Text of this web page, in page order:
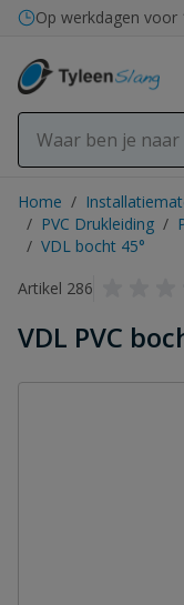
Ga naar de inhoud
Op werkdagen voor
Home /
/ PVC Drukleiding /
/ VDL bocht 45°
Artikel 286
VDL PVC